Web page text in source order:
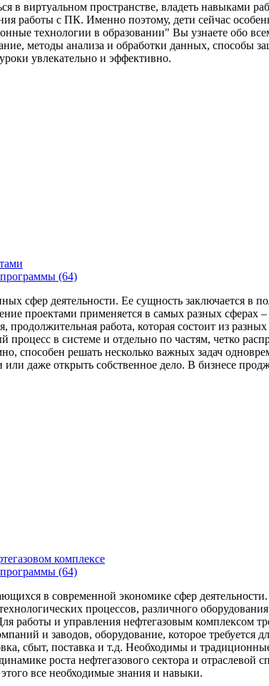
в виртуальном пространстве, владеть навыками
работы с ПК. Именно поэтому, дети сейчас
технологии в образовании" Вы узнаете обо
методы анализа и обработки данных,
увлекательно и эффективно.
(64)
сфер деятельности. Ее сущность заключается в
проектами применяется в самых разных
работа, которая состоит из
в системе и отдельно по частям, четко
способен решать несколько важных задач
даже открыть собственное дело. В бизнесе
комплексе
(64)
в современной экономике сфер
процессов, различного
работы и управления нефтегазовым комплексом
и заводов, оборудование, которое
сбыт, поставка и т.д. Необходимы и
роста нефтегазового сектора и
все необходимые знания и навыки.